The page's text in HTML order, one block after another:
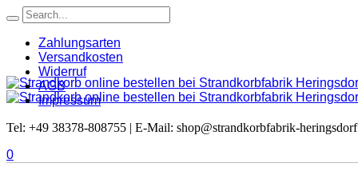
Zahlungsarten
Versandkosten
Widerruf
AGB
Impressum
Tel: +49 38378-808755 | E-Mail: shop@strandkorbfabrik-
0